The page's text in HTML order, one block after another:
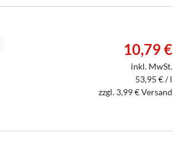
10,79 €
inkl. MwSt.
53,95 € / l
zzgl. 3,99 € Versand